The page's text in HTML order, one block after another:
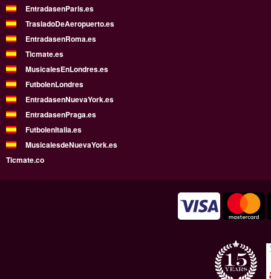
EntradasenParis.es
TrasladoDeAeropuerto.es
EntradasenRoma.es
Ticmate.es
MusicalesEnLondres.es
FutbolenLondres
EntradasenNuevaYork.es
EntradasenPraga.es
FutbolenItalia.es
MusicalesdeNuevaYork.es
Ticmate.co